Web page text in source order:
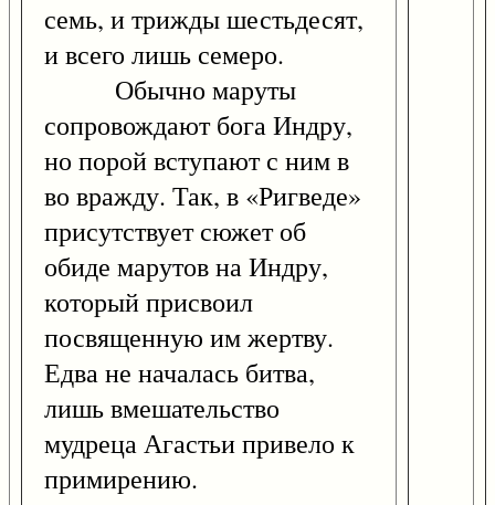
семь, и трижды шестьдесят,
и всего лишь семеро.
Обычно маруты
сопровождают бога Индру,
но порой вступают с ним в
во вражду. Так, в «Ригведе»
присутствует сюжет об
обиде марутов на Индру,
который присвоил
посвященную им жертву.
Едва не началась битва,
лишь вмешательство
мудреца Агастьи привело к
примирению.